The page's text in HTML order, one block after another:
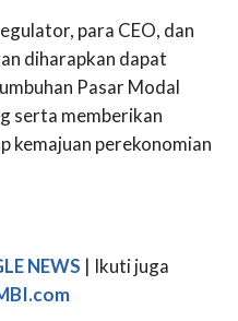
para CEO, dan
diharapkan dapat
Pasar Modal
serta memberikan
kemajuan perekonomian
NEWS | Ikuti juga